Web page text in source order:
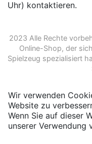
Uhr) kontaktieren.
2023 Alle Rechte
Online-Shop, der
Spielzeug spezialisiert
Wir verwenden
Website zu
Wenn Sie auf dieser
unserer Verwendung